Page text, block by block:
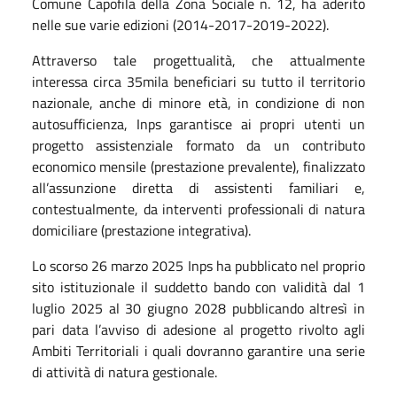
nelle sue varie edizioni (2014-2017-2019-2022).
Attraverso tale progettualità, che attualmente
interessa circa 35mila beneficiari su tutto il territorio
nazionale, anche di minore età, in condizione di non
autosufficienza, Inps garantisce ai propri utenti un
progetto assistenziale formato da un contributo
economico mensile (prestazione prevalente), finalizzato
all’assunzione diretta di assistenti familiari e,
contestualmente, da interventi professionali di natura
domiciliare (prestazione integrativa).
Lo scorso 26 marzo 2025 Inps ha pubblicato nel proprio
sito istituzionale il suddetto bando con validità dal 1
luglio 2025 al 30 giugno 2028 pubblicando altresì in
pari data l’avviso di adesione al progetto rivolto agli
Ambiti Territoriali i quali dovranno garantire una serie
di attività di natura gestionale.